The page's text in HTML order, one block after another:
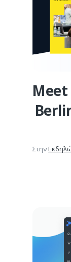
Meet
Στην